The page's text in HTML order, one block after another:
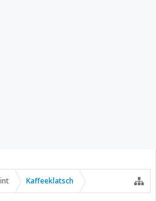
Kaffeeklatsch